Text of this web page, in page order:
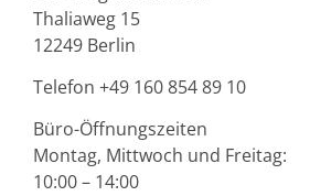
Thaliaweg 15
12249 Berlin
Telefon ‭+49 160 854 89 10‬
Büro-Öffnungszeiten
Montag, Mittwoch und Freitag:
10:00 – 14:00